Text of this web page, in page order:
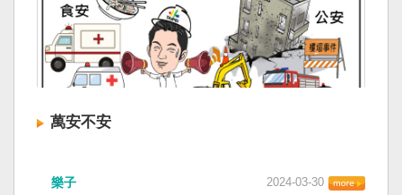
萬安不安
樂子 2024-03-30